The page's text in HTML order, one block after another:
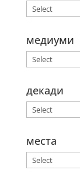
медиуми
декади
места